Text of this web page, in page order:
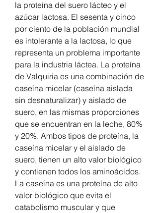
la proteína del suero lácteo y el
azúcar lactosa. El sesenta y cinco
por ciento de la población mundial
es intolerante a la lactosa, lo que
representa un problema importante
para la industria láctea. La proteína
de Valquiria es una combinación de
caseína micelar (caseína aislada
sin desnaturalizar) y aislado de
suero, en las mismas proporciones
que se encuentran en la leche, 80%
y 20%. Ambos tipos de proteína, la
caseína micelar y el aislado de
suero, tienen un alto valor biológico
y contienen todos los aminoácidos.
La caseína es una proteína de alto
valor biológico que evita el
catabolismo muscular y que